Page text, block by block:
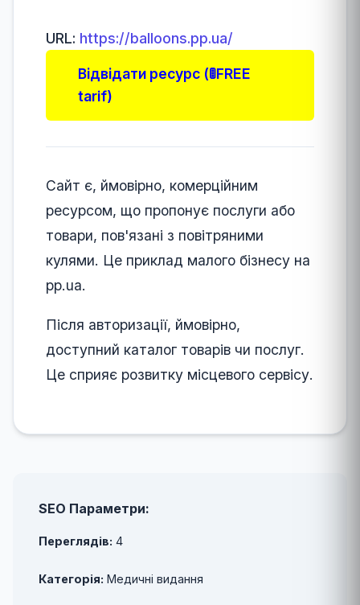
URL: https://balloons.pp.ua/
Відвідати ресурс (🚦FREE
tarif)
Сайт є, ймовірно, комерційним
ресурсом, що пропонує послуги або
товари, пов'язані з повітряними
кулями. Це приклад малого бізнесу на
pp.ua.
Після авторизації, ймовірно,
доступний каталог товарів чи послуг.
Це сприяє розвитку місцевого сервісу.
SEO Параметри:
Переглядів: 4
Категорія: Медичні видання